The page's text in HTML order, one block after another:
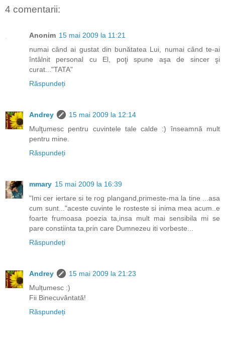
4 comentarii:
Anonim 15 mai 2009 la 11:21
numai când ai gustat din bunătatea Lui, numai când te-ai
întâlnit personal cu El, poţi spune aşa de sincer şi
curat..."TATA"
Răspundeți
Andrey
15 mai 2009 la 12:14
Mulţumesc pentru cuvintele tale calde :) înseamnă mult
pentru mine.
Răspundeți
mmary 15 mai 2009 la 16:39
"Imi cer iertare si te rog plangand,primeste-ma la tine ...asa
cum sunt..."aceste cuvinte le rosteste si inima mea acum..e
foarte frumoasa poezia ta,insa mult mai sensibila mi se
pare constiinta ta,prin care Dumnezeu iti vorbeste...
Răspundeți
Andrey
15 mai 2009 la 21:23
Mulțumesc :)
Fii Binecuvântată!
Răspundeți